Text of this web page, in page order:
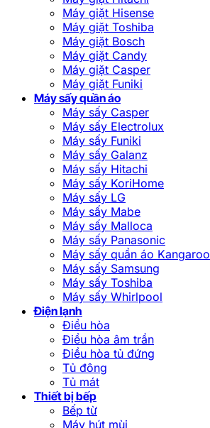
Máy giặt Hisense
Máy giặt Toshiba
Máy giặt Bosch
Máy giặt Candy
Máy giặt Casper
Máy giặt Funiki
Máy sấy quần áo
Máy sấy Casper
Máy sấy Electrolux
Máy sấy Funiki
Máy sấy Galanz
Máy sấy Hitachi
Máy sấy KoriHome
Máy sấy LG
Máy sấy Mabe
Máy sấy Malloca
Máy sấy Panasonic
Máy sấy quần áo Kangaroo
Máy sấy Samsung
Máy sấy Toshiba
Máy sấy Whirlpool
Điện lạnh
Điều hòa
Điều hòa âm trần
Điều hòa tủ đứng
Tủ đông
Tủ mát
Thiết bị bếp
Bếp từ
Máy hút mùi